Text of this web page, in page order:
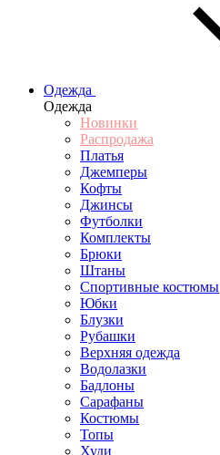
Одежда
Одежда
Новинки
Распродажа
Платья
Джемперы
Кофты
Джинсы
Футболки
Комплекты
Брюки
Штаны
Спортивные костюмы
Юбки
Блузки
Рубашки
Верхняя одежда
Водолазки
Бадлоны
Сарафаны
Костюмы
Топы
Худи